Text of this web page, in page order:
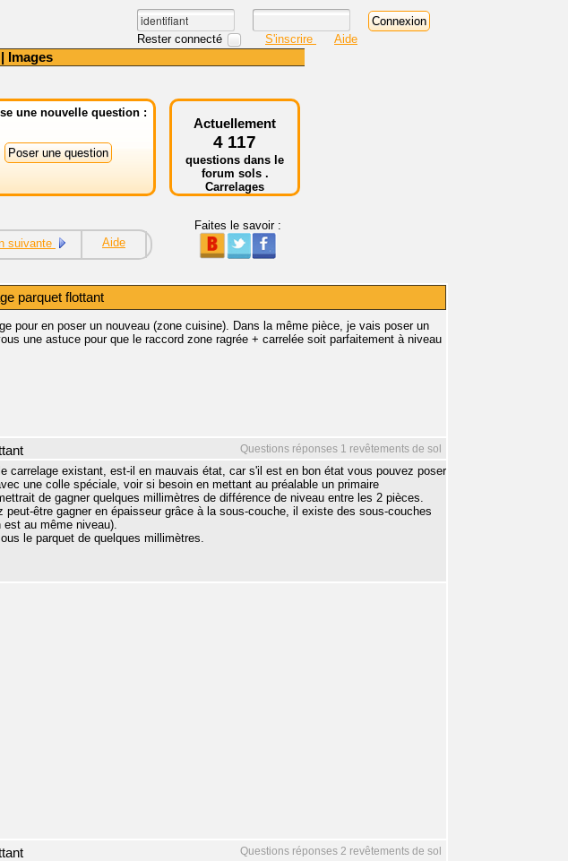
Rester connecté S'inscrire Aide
| Images
une nouvelle question :
Actuellement
4 117
questions dans le
forum sols .
Carrelages
suivante Aide
Faites le savoir :
parquet flottant
pour en poser un nouveau (zone cuisine). Dans la même pièce, je vais poser un
une astuce pour que le raccord zone ragrée + carrelée soit parfaitement à niveau
Questions réponses 1 revêtements de sol
carrelage existant, est-il en mauvais état, car s'il est en bon état vous pouvez poser
une colle spéciale, voir si besoin en mettant au préalable un primaire
de gagner quelques millimètres de différence de niveau entre les 2 pièces.
être gagner en épaisseur grâce à la sous-couche, il existe des sous-couches
au même niveau).
le parquet de quelques millimètres.
Questions réponses 2 revêtements de sol